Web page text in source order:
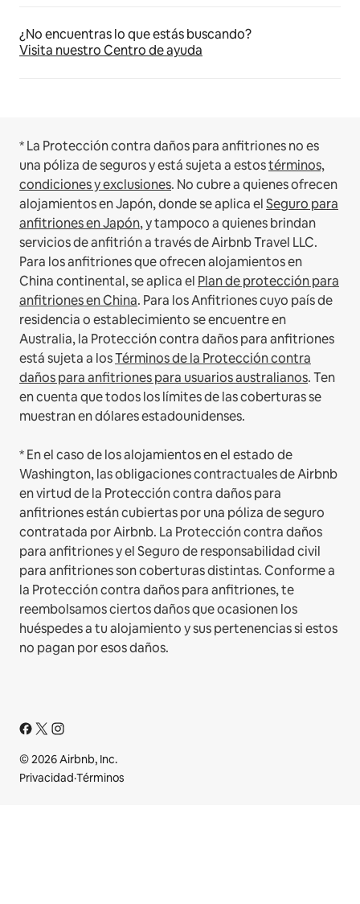
¿No encuentras lo que estás buscando?
Visita nuestro Centro de ayuda
* La Protección contra daños para anfitriones no es
una póliza de seguros y está sujeta a estostérminos,
condiciones y exclusiones. No cubre a quienes ofrecen
alojamientos en Japón, donde se aplica elSeguro para
anfitriones en Japón, y tampoco a quienes brindan
servicios de anfitrión a través de Airbnb Travel LLC.
Para los anfitriones que ofrecen alojamientos en
China continental, se aplica el Plan de protección para
anfitriones en China. Para los Anfitriones cuyo país de
residencia o establecimiento se encuentre en
Australia, la Protección contra daños para anfitriones
está sujeta a losTérminos de la Protección contra
daños para anfitriones para usuarios australianos. Ten
en cuenta que todos los límites de las coberturas se
muestran en dólares estadounidenses.
* En el caso de los alojamientos en el estado de
Washington, las obligaciones contractuales de Airbnb
en virtud de la Protección contra daños para
anfitriones están cubiertas por una póliza de seguro
contratada por Airbnb. La Protección contra daños
para anfitriones y el Seguro de responsabilidad civil
para anfitriones son coberturas distintas. Conforme a
la Protección contra daños para anfitriones, te
reembolsamos ciertos daños que ocasionen los
huéspedes a tu alojamiento y sus pertenencias si estos
no pagan por esos daños.
© 2026 Airbnb, Inc.
Privacidad·Términos